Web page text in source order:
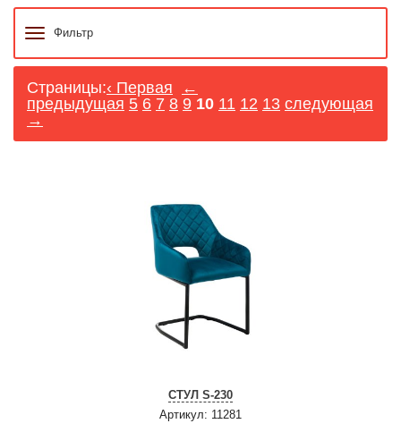
Фильтр
Страницы:‹ Первая
←
предыдущая 5 6 7 8 9 10 11 12 13 следующая
→
СТУЛ S-230
Артикул: 11281